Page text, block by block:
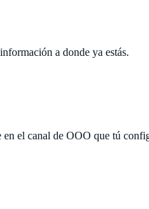
a donde ya estás.
el canal de OOO que tú